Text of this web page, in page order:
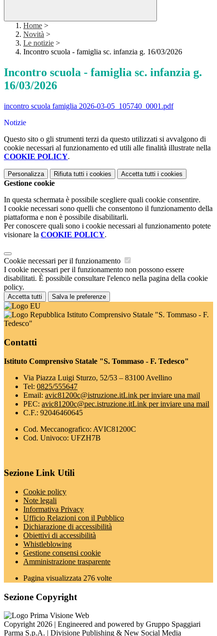
Home >
Novità >
Le notizie >
Incontro scuola - famiglia sc. infanzia g. 16/03/2026
Incontro scuola - famiglia sc. infanzia g.
16/03/2026
incontro scuola famiglia 2026-03-05_105740_0001.pdf
Notizie
Questo sito o gli strumenti terzi da questo utilizzati si avvalgono di
cookie necessari al funzionamento ed utili alle finalità illustrate nella
COOKIE POLICY.
Personalizza Rifiuta tutti i cookies Accetta tutti i cookies
Gestione cookie
In questa schermata è possibile scegliere quali cookie consentire.
I cookie necessari sono quelli che consentono il funzionamento della
piattaforma e non è possibile disabilitarli.
Per conoscere quali sono i cookie necessari al funzionamento potete
visionare la COOKIE POLICY.
Cookie necessari per il funzionamento
I cookie necessari per il funzionamento non possono essere
disabilitati. È possibile consultare l'elenco nella pagina della cookie
policy.
Accetta tutti Salva le preferenze
Istituto Comprensivo Statale "S. Tommaso - F.
Tedesco"
Contatti
Istituto Comprensivo Statale "S. Tommaso - F. Tedesco"
Via Piazza Luigi Sturzo, 52/53 – 83100 Avellino
Tel: 0825/555647
Email: avic81200c@istruzione.itLink per inviare una mail
PEC: avic81200c@pec.istruzione.itLink per inviare una mail
C.F.: 92046460645
Cod. Meccanografico: AVIC81200C
Cod. Univoco: UFZH7B
Sezione Link Utili
Cookie policy
Note legali
Informativa Privacy
Ufficio Relazioni con il Pubblico
Dichiarazione di accessibilità
Obiettivi di accessibilità
Whistleblowing
Gestione consensi cookie
Amministrazione trasparente
Pagina visualizzata 276 volte
Sezione Copyright
Copyright 2026 | Engineered and powered by Gruppo Spaggiari
Parma S.p.A. | Divisione Publishing & New Social Media